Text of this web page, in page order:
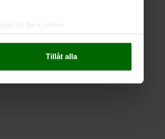
till flera meter
detaljsektionen
tillhandahålla funktioner för
annan information från din enhet
Tillåt alla